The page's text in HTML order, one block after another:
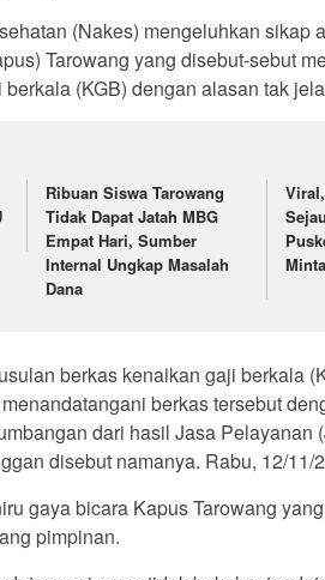
(Nakes) mengeluhkan sikap
Tarowang yang disebut-sebut
(KGB) dengan alasan tak
Ribuan Siswa Tarowang
Tidak Dapat Jatah MBG
Empat Hari, Sumber
Internal Ungkap Masalah
Dana
berkas kenaikan gaji berkala
berkas tersebut
dari hasil Jasa Pelayanan
disebut namanya. Rabu, 12/11/
gaya bicara Kapus Tarowang
pimpinan.